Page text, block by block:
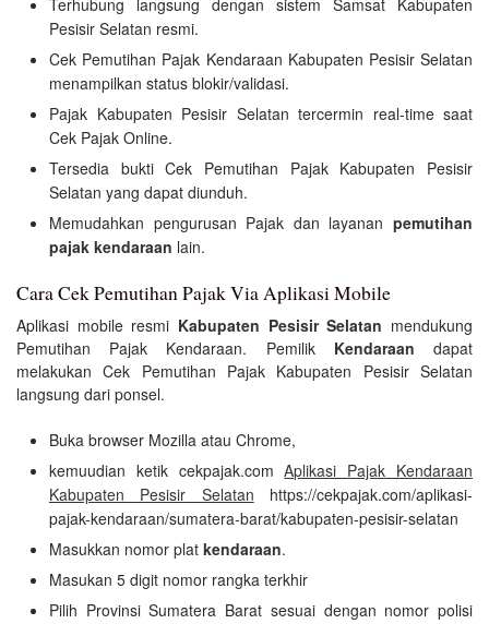
Pesisir Selatan resmi.
Cek Pemutihan Pajak Kendaraan Kabupaten Pesisir Selatan
menampilkan status blokir/validasi.
Pajak Kabupaten Pesisir Selatan tercermin real-time saat
Cek Pajak Online.
Tersedia bukti Cek Pemutihan Pajak Kabupaten Pesisir
Selatan yang dapat diunduh.
Memudahkan pengurusan Pajak dan layanan pemutihan
pajak kendaraan lain.
Cara Cek Pemutihan Pajak Via Aplikasi Mobile
Aplikasi mobile resmi Kabupaten Pesisir Selatan mendukung
Pemutihan Pajak Kendaraan. Pemilik Kendaraan dapat
melakukan Cek Pemutihan Pajak Kabupaten Pesisir Selatan
langsung dari ponsel.
Buka browser Mozilla atau Chrome,
kemuudian ketik cekpajak.comAplikasi Pajak Kendaraan
Kabupaten Pesisir Selatan https://cekpajak.com/aplikasi-
pajak-kendaraan/sumatera-barat/kabupaten-pesisir-selatan
Masukkan nomor plat kendaraan.
Masukan 5 digit nomor rangka terkhir
Pilih Provinsi Sumatera Barat sesuai dengan nomor polisi